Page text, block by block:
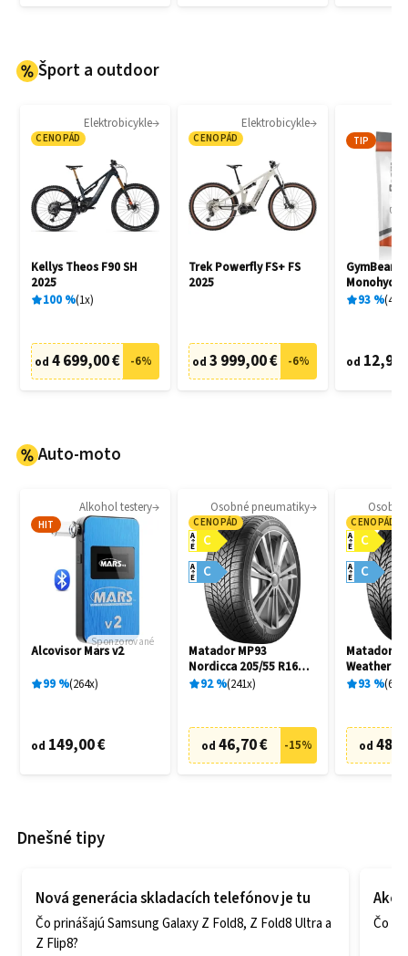
Šport a outdoor
Elektrobicykle
CENOPÁD
Kellys Theos F90 SH
2025
100% 1x
od 4 699,00 € -6%
Elektrobicykle
CENOPÁD
Trek Powerfly FS+ FS
2025
od 3 999,00 € -6%
TIP
GymBeam
93% 404
od 12,95
Auto-moto
Alkohol testery
HIT
Sponzorované
Alcovisor Mars v2
99% 264x
od 149,00 €
Osobné pneumatiky
CENOPÁD
C
A
E
C
A
E
Matador MP93
Nordicca 205/55 R16
91H
92% 241x
od 46,70 € -15%
CENOPÁD
C
A
E
C
A
E
Matador
Weather
R16 91H
93% 69
od
Dnešné tipy
Nová generácia skladacích telefónov je tu
Čo prinášajú Samsung Galaxy Z Fold8, Z Fold8 Ultra a
Z Flip8?
Ako
Čo